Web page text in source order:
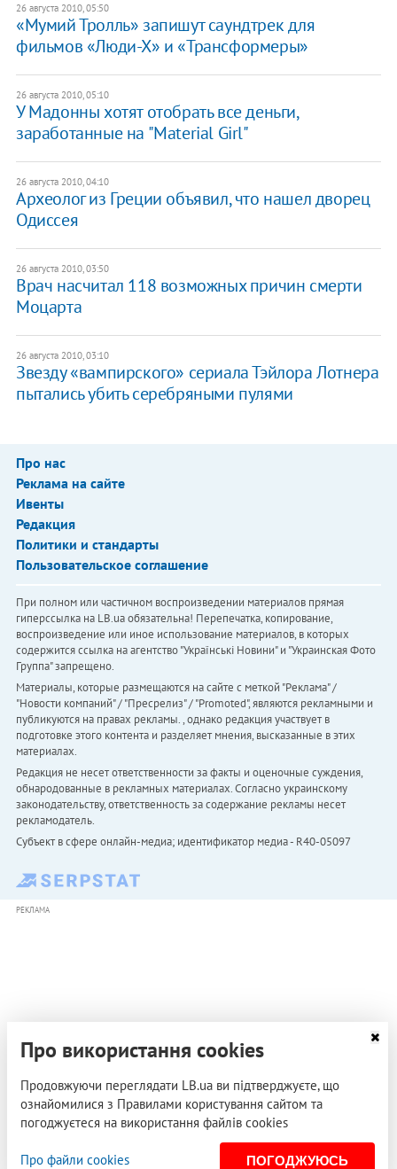
26 августа 2010, 05:50
«Мумий Тролль» запишут саундтрек для
фильмов «Люди-Х» и «Трансформеры»
26 августа 2010, 05:10
У Мадонны хотят отобрать все деньги,
заработанные на "Material Girl"
26 августа 2010, 04:10
Археолог из Греции объявил, что нашел дворец
Одиссея
26 августа 2010, 03:50
Врач насчитал 118 возможных причин смерти
Моцарта
26 августа 2010, 03:10
Звезду «вампирского» сериала Тэйлора Лотнера
пытались убить серебряными пулями
Про нас
Реклама на сайте
Ивенты
Редакция
Политики и стандарты
Пользовательское соглашение
При полном или частичном воспроизведении материалов прямая
гиперссылка на LB.ua обязательна! Перепечатка, копирование,
воспроизведение или иное использование материалов, в которых
содержится ссылка на агентство "Українськi Новини" и "Украинская Фото
Группа" запрещено.
Материалы, которые размещаются на сайте с меткой "Реклама" /
"Новости компаний" / "Пресрелиз" / "Promoted", являются рекламными и
публикуются на правах рекламы. , однако редакция участвует в
подготовке этого контента и разделяет мнения, высказанные в этих
материалах.
Редакция не несет ответственности за факты и оценочные суждения,
обнародованные в рекламных материалах. Согласно украинскому
законодательству, ответственность за содержание рекламы несет
рекламодатель.
Субъект в сфере онлайн-медиа; идентификатор медиа - R40-05097
РЕКЛАМА
Про використання cookies
Продовжуючи переглядати LB.ua ви підтверджуєте, що
ознайомилися з Правилами користування сайтом та
погоджуєтеся на використання файлів cookies
Про файли cookies ПОГОДЖУЮСЬ